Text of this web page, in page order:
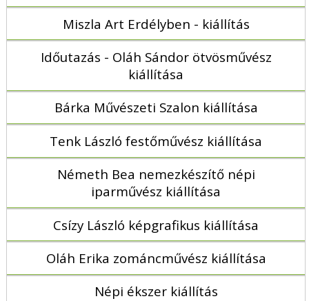
Miszla Art Erdélyben - kiállítás
Időutazás - Oláh Sándor ötvösművész
kiállítása
Bárka Művészeti Szalon kiállítása
Tenk László festőművész kiállítása
Németh Bea nemezkészítő népi
iparművész kiállítása
Csízy László képgrafikus kiállítása
Oláh Erika zománcművész kiállítása
Népi ékszer kiállítás